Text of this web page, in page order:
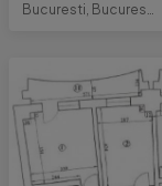
Bucuresti, Bucuresti-Ilfov